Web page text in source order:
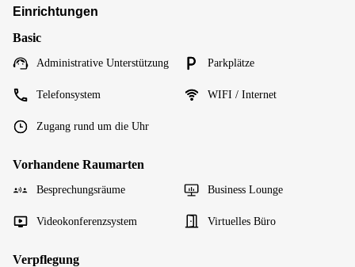
Einrichtungen
Basic
Administrative Unterstützung Parkplätze
Telefonsystem WIFI / Internet
Zugang rund um die Uhr
Vorhandene Raumarten
Besprechungsräume Business Lounge
Videokonferenzsystem Virtuelles Büro
Verpflegung